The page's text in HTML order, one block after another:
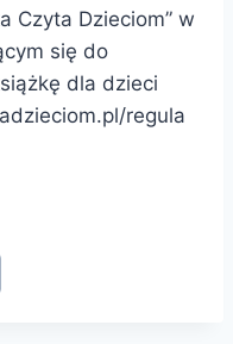
Czyta Dzieciom” w
się do
dla dzieci
regula